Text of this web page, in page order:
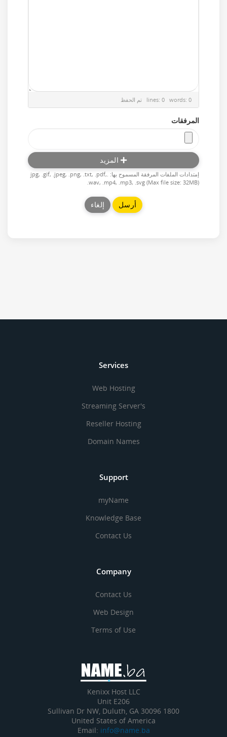
lines: 0 words: 0 تم الحفظ
المرفقات
المزيد
إمتدادات الملفات المرفقة المسموح بها: .jpg, .gif, .jpeg, .png, .txt, .pdf,
.wav, .mp4, .mp3, .svg (Max file size: 32MB)
إلغاء
Services
Web Hosting
Streaming Server's
Reseller Hosting
Domain Names
Support
myName
Knowledge Base
Contact Us
Company
Contact Us
Web Design
Terms of Use
Kenixx Host LLC
Unit E206
1800 Sullivan Dr NW, Duluth, GA 30096
United States of America
Email: info@name.ba